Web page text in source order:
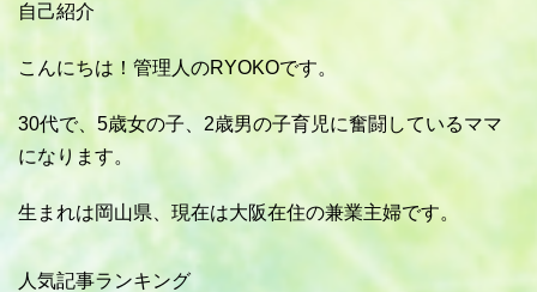
自己紹介
こんにちは！管理人のRYOKOです。
30代で、5歳女の子、2歳男の子育児に奮闘しているママ
になります。
生まれは岡山県、現在は大阪在住の兼業主婦です。
人気記事ランキング